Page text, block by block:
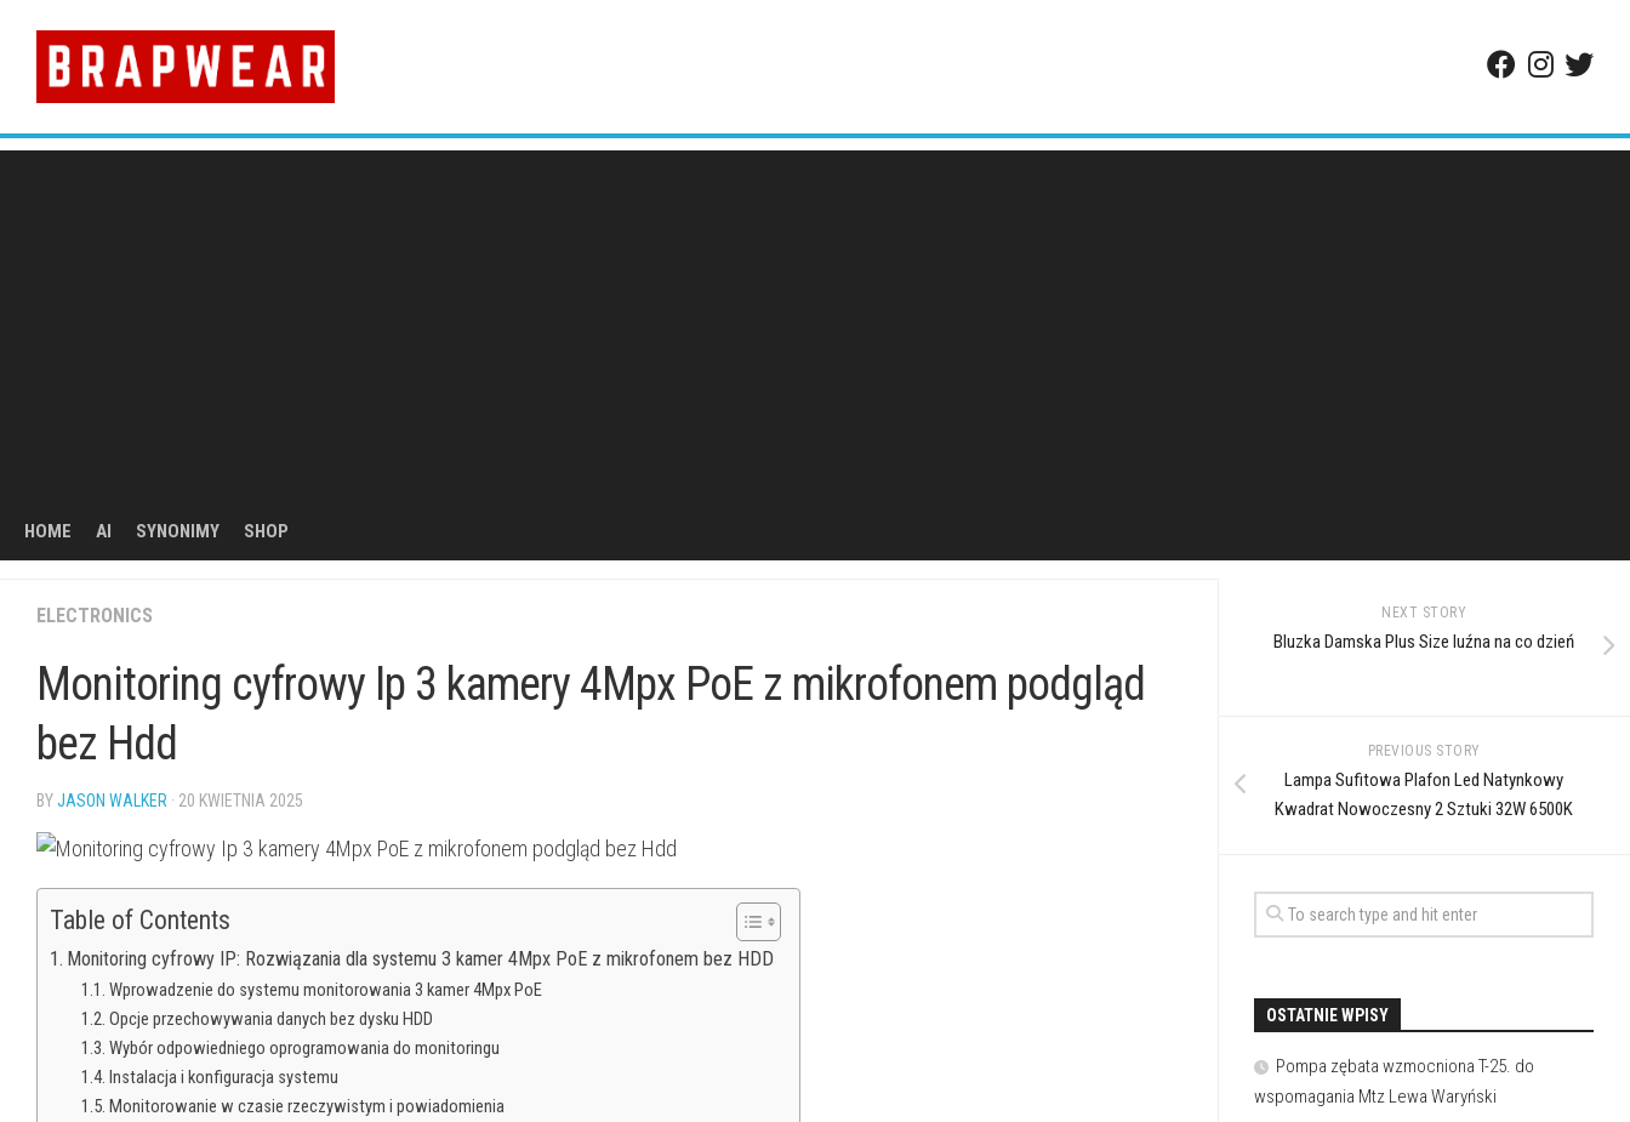
content
HOME AI SYNONIMY SHOP
ELECTRONICS
Monitoring cyfrowy Ip 3 kamery 4Mpx PoE z mikrofonem podgląd
bez Hdd
BYJASON WALKER · 20 KWIETNIA 2025
Table of Contents
Monitoring cyfrowy IP: Rozwiązania dla systemu 3 kamer 4Mpx PoE z mikrofonem bez HDD
Wprowadzenie do systemu monitorowania 3 kamer 4Mpx PoE
Opcje przechowywania danych bez dysku HDD
Wybór odpowiedniego oprogramowania do monitoringu
Instalacja i konfiguracja systemu
Monitorowanie w czasie rzeczywistym i powiadomienia
NEXT STORY
Bluzka Damska Plus Size luźna na co dzień
PREVIOUS STORY
Lampa Sufitowa Plafon Led Natynkowy
Kwadrat Nowoczesny 2 Sztuki 32W 6500K
OSTATNIE WPISY
Pompa zębata wzmocniona T-25. do
wspomagania Mtz Lewa Waryński